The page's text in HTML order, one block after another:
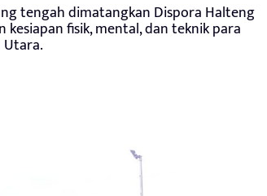
tengah dimatangkan Dispora Halteng
fisik, mental, dan teknik para